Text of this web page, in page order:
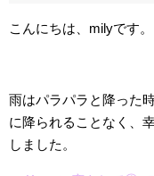
こんにちは、milyです。
雨はパラパラと降った
に降られることなく、
しました。